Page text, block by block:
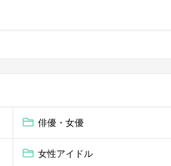
俳優・女優
女性アイドル